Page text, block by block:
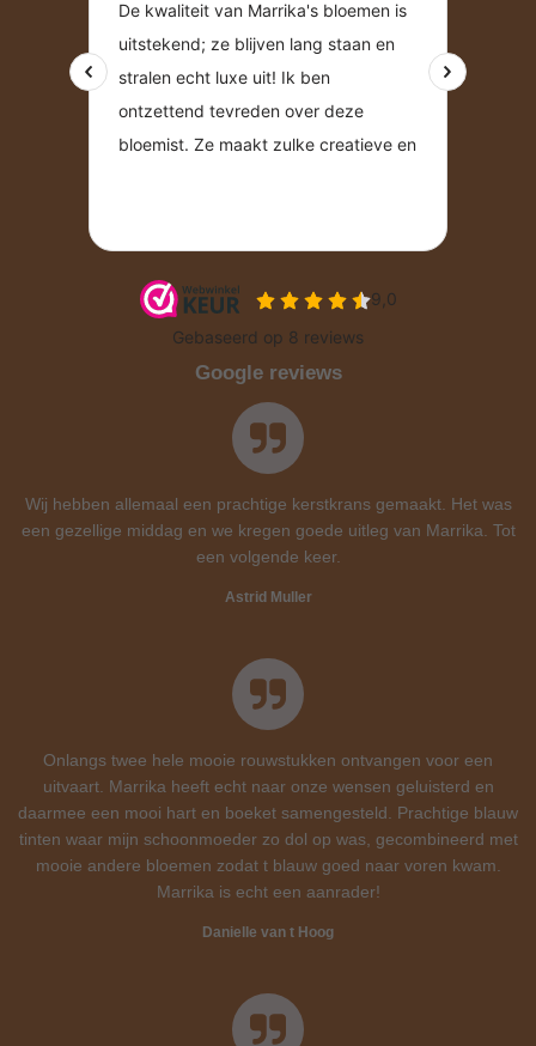
Google reviews
Wij hebben allemaal een prachtige kerstkrans gemaakt. Het was
een gezellige middag en we kregen goede uitleg van Marrika. Tot
een volgende keer.
Astrid Muller
Onlangs twee hele mooie rouwstukken ontvangen voor een
uitvaart. Marrika heeft echt naar onze wensen geluisterd en
daarmee een mooi hart en boeket samengesteld. Prachtige blauw
tinten waar mijn schoonmoeder zo dol op was, gecombineerd met
mooie andere bloemen zodat t blauw goed naar voren kwam.
Marrika is echt een aanrader!
Danielle van t Hoog